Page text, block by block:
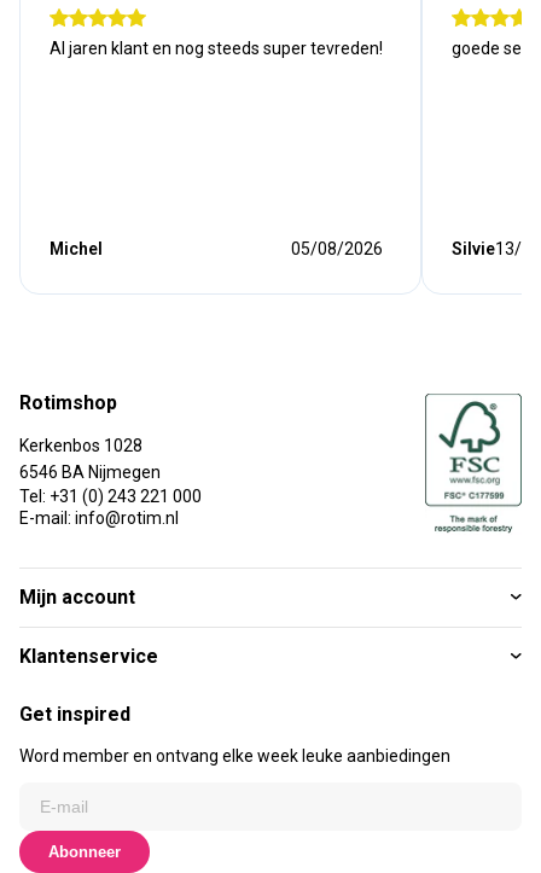
Al jaren klant en nog steeds super tevreden!
Michel 05/08/2026
goede
Silvie13/
Rotimshop
Kerkenbos 1028
6546 BA Nijmegen
Tel: +31 (0) 243 221 000
E-mail: info@rotim.nl
Mijn account
Klantenservice
Get inspired
Word member en ontvang elke week leuke aanbiedingen
Abonneer